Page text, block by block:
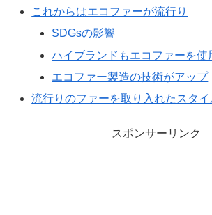
これからはエコファーが流行り
SDGsの影響
ハイブランドもエコファーを使
エコファー製造の技術がアップ
流行りのファーを取り入れたスタ
スポンサーリンク